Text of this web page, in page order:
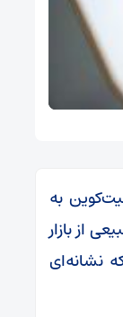
به
از بازار
نشانه‌ای